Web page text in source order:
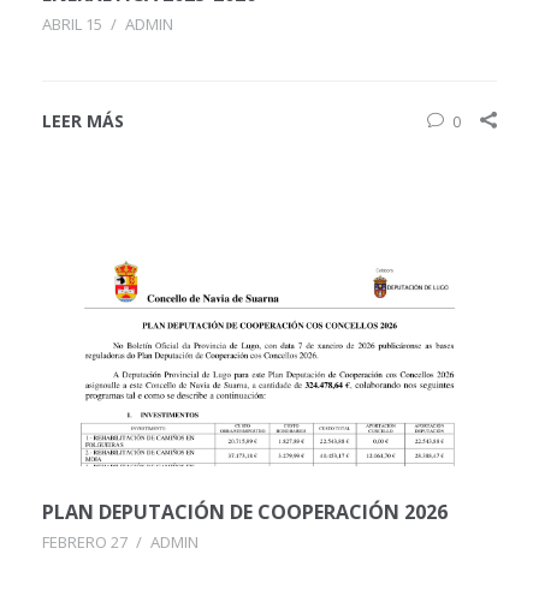
ABRIL 15 / ADMIN
LEER MÁS 0
PLAN DEPUTACIÓN DE COOPERACIÓN 2026
FEBRERO 27 / ADMIN